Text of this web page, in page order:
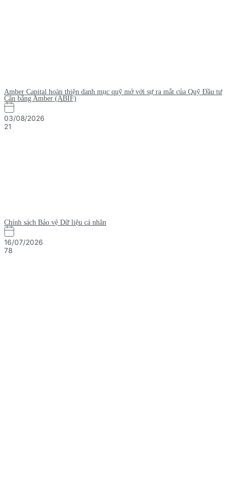
Amber Capital hoàn thiện danh mục quỹ mở với sự ra mắt của Quỹ Đầu tư
Cân bằng Amber (ABIF)
03/08/2026
21
Chính sách Bảo vệ Dữ liệu cá nhân
16/07/2026
78